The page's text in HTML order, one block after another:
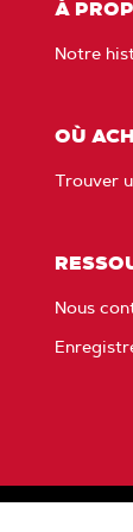
À
Notre
OÙ
Trouver
Nous